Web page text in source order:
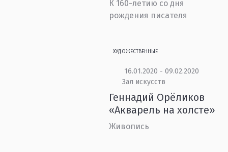
К 160-летию со дня
рождения писателя
ХУДОЖЕСТВЕННЫЕ
16.01.2020 - 09.02.2020
Зал искусств
Геннадий Орёликов
«Акварель на холсте»
Живопись